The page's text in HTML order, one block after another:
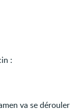
:
va se dérouler